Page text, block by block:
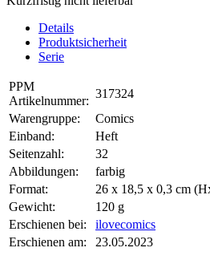
Details
Produktsicherheit
Serie
PPM
Artikelnummer:
317324
Warengruppe:
Comics
Einband:
Heft
Seitenzahl:
32
Abbildungen:
farbig
Format:
26 x 18,5 x 0,3 cm
Gewicht:
120 g
Erschienen bei:
ilovecomics
Erschienen am:
23.05.2023